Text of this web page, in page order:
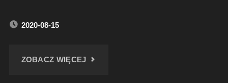
2020-08-15
ZOBACZ WIĘCEJ"POMNIK